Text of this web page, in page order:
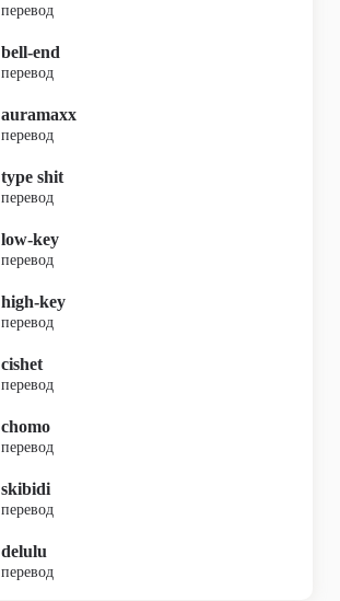
перевод
bell-end
перевод
auramaxx
перевод
type shit
перевод
low-key
перевод
high-key
перевод
cishet
перевод
chomo
перевод
skibidi
перевод
delulu
перевод